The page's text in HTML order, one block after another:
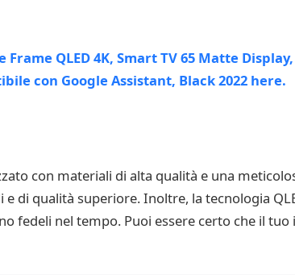
con materiali di alta qualità e una
di qualità superiore. Inoltre, la tecnologia
fedeli nel tempo. Puoi essere certo che il